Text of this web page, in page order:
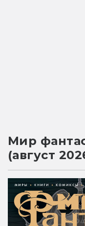
Мир
(август